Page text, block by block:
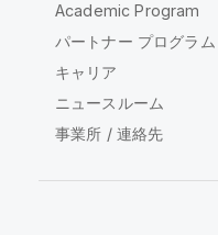
Academic Program
パートナー プログラム
キャリア
ニュースルーム
事業所 / 連絡先